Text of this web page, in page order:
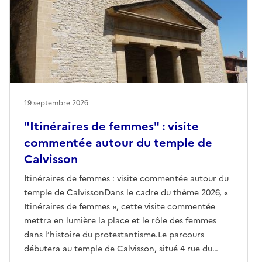
"Itinéraires de femmes" : visite
commentée autour du temple de
Calvisson
Itinéraires de femmes : visite commentée autour du
temple de CalvissonDans le cadre du thème 2026, «
Itinéraires de femmes », cette visite commentée
mettra en lumière la place et le rôle des femmes
dans l’histoire du protestantisme.Le parcours
débutera au temple de Calvisson, situé 4 rue du
19 septembre 2026